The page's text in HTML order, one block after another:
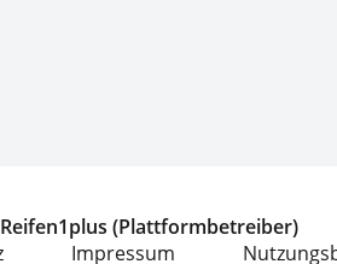
(Plattformbetreiber)
Impressum